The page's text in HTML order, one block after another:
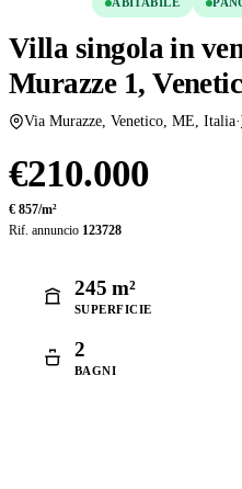
Villa singola in
Murazze 1,
Via Murazze, Venetico, ME, Italia·
€210.000
€ 857/m²
Rif. annuncio 123728
245 m²
SUPERFICIE
2
BAGNI